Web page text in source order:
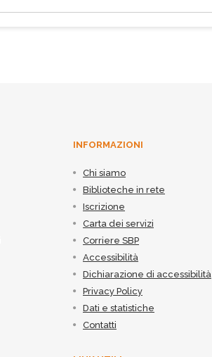
INFORMAZIONI
Chi siamo
Biblioteche in rete
Iscrizione
Carta dei servizi
Corriere SBP
Accessibilità
Dichiarazione di accessibilità
Privacy Policy
Dati e statistiche
Contatti